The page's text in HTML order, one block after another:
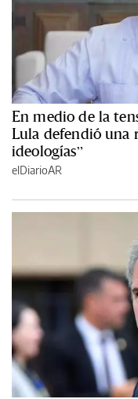
En medio de la
Lula defendió una
ideologías”
elDiarioAR